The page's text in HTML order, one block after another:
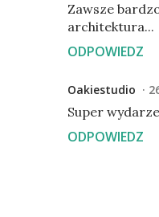
Zawsze
architektura...
ODPOWIEDZ
Oakiestudio
Super
ODPOWIEDZ